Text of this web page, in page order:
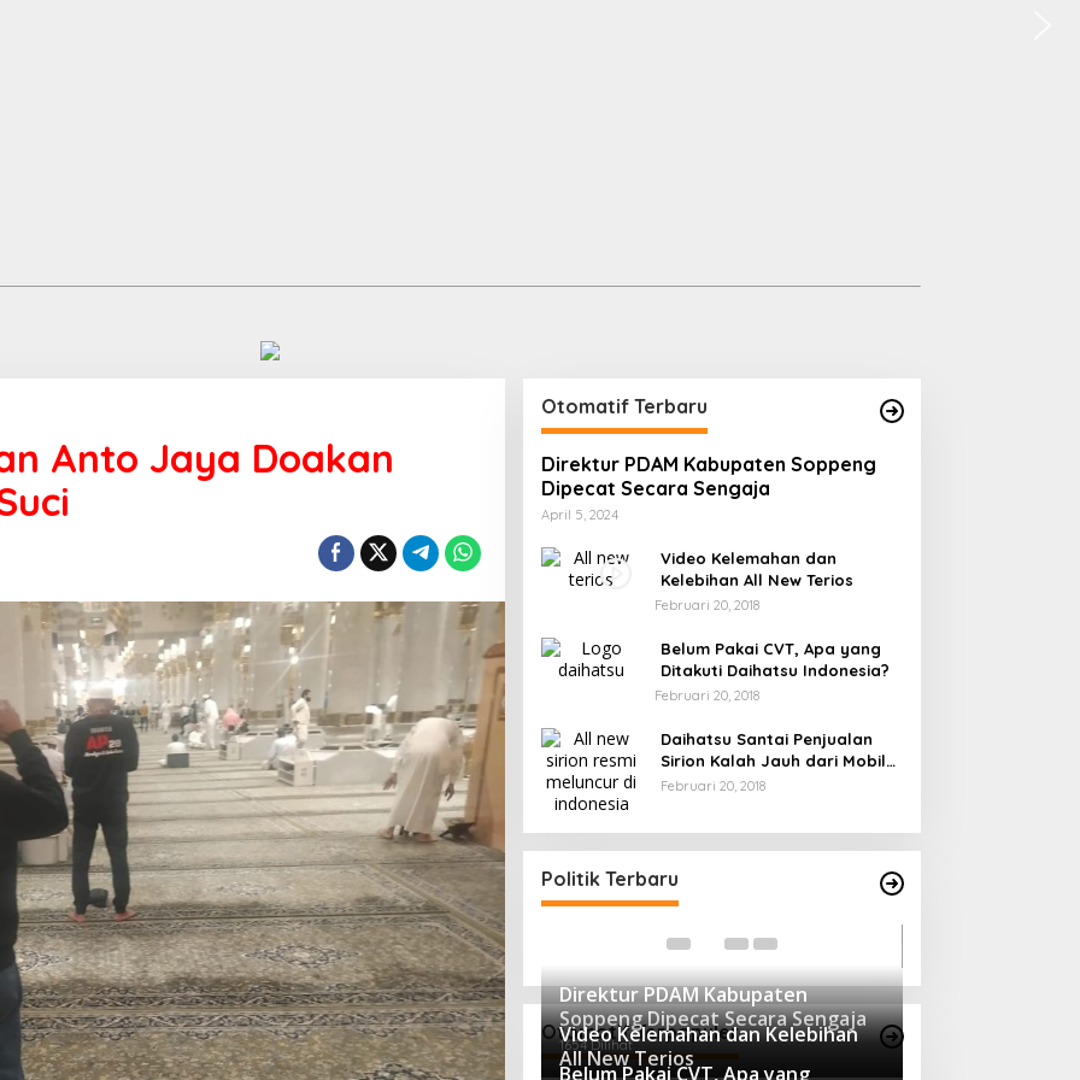
Anto Jaya Doakan
Otomatif Terbaru
Direktur PDAM Kabupaten Soppeng
Dipecat Secara Sengaja
April 5, 2024
Video Kelemahan dan
Kelebihan All New Terios
Februari 20, 2018
Belum Pakai CVT, Apa yang
Ditakuti Daihatsu Indonesia?
Februari 20, 2018
Daihatsu Santai Penjualan
Sirion Kalah Jauh dari Mobil
LCGC
Februari 20, 2018
Politik Terbaru
Punya Banyak Amunisi, PDIP Tak
Gentar Lawan Koalisi SUKSES!!
Di Politik | Agustus 28, 2024
masyarakat di warkop madaha
tajjuncu
Di Politik | Agustus 2, 2024
Otomotif Terpopuler
Direktur PDAM Kabupaten
Soppeng Dipecat Secara Sengaja
1654 Dilihat
Video Kelemahan dan Kelebihan
All New Terios
Belum Pakai CVT, Apa yang